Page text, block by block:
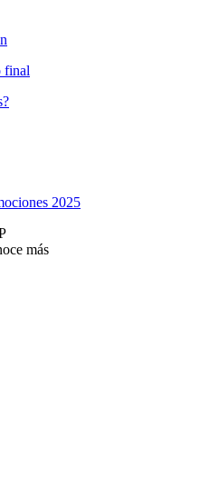
final
2025
más